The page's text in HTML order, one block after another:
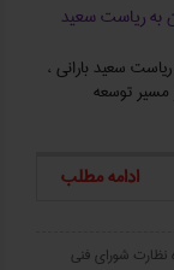
به ریاست سعید
سعید بارانی ،
مسیر توسعه
ادامه مطلب
نظارت شورای فنی